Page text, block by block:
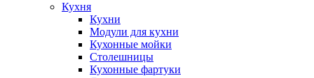
Кухня
Кухни
Модули для кухни
Кухонные мойки
Столешницы
Кухонные фартуки